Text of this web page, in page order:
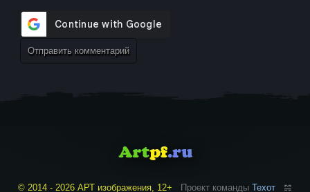
© 2014 - 2026 АРТ изображения, 12+ Проект команды Техот 𝌴